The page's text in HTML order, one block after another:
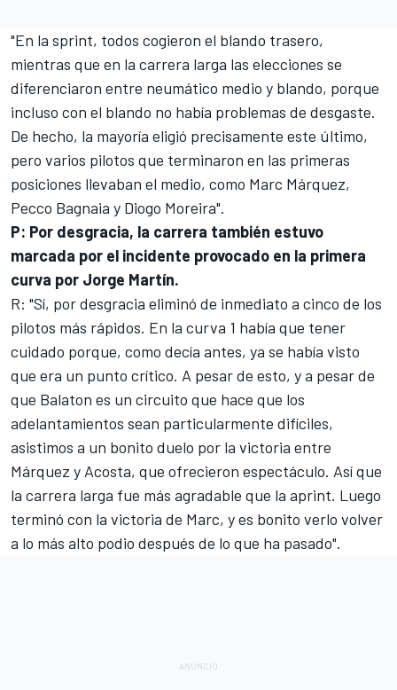
"En la sprint, todos cogieron el blando trasero,
mientras que en la carrera larga las elecciones se
diferenciaron entre neumático medio y blando, porque
incluso con el blando no había problemas de desgaste.
De hecho, la mayoría eligió precisamente este último,
pero varios pilotos que terminaron en las primeras
posiciones llevaban el medio, como Marc Márquez,
Pecco Bagnaia y Diogo Moreira".
P: Por desgracia, la carrera también estuvo
marcada por el incidente provocado en la primera
curva por Jorge Martín.
R: "Sí, por desgracia eliminó de inmediato a cinco de los
pilotos más rápidos. En la curva 1 había que tener
cuidado porque, como decía antes, ya se había visto
que era un punto crítico. A pesar de esto, y a pesar de
que Balaton es un circuito que hace que los
adelantamientos sean particularmente difíciles,
asistimos a un bonito duelo por la victoria entre
Márquez y Acosta, que ofrecieron espectáculo. Así que
la carrera larga fue más agradable que la aprint. Luego
terminó con la victoria de Marc, y es bonito verlo volver
a lo más alto podio después de lo que ha pasado".